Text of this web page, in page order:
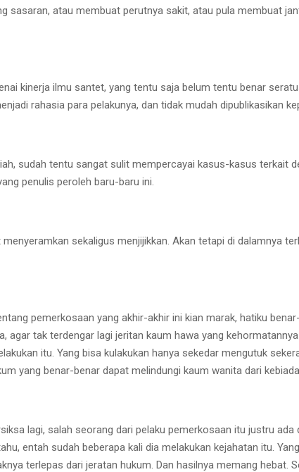
sasaran, atau membuat perutnya sakit, atau pula membuat
kinerja ilmu santet, yang tentu saja belum tentu benar
rahasia para pelakunya, dan tidak mudah dipublikasikan
sudah tentu sangat sulit mempercayai kasus-kasus terkait
penulis peroleh baru-baru ini.
sekaligus menjijikkan. Akan tetapi di dalamnya
pemerkosaan yang akhir-akhir ini kian marak, hatiku
agar tak terdengar lagi jeritan kaum hawa yang
itu. Yang bisa kulakukan hanya sekedar mengutuk
yang benar-benar dapat melindungi kaum wanita dari
lagi, salah seorang dari pelaku pemerkosaan itu justru
entah sudah beberapa kali dia melakukan kejahatan itu.
terlepas dari jeratan hukum. Dan hasilnya memang hebat.